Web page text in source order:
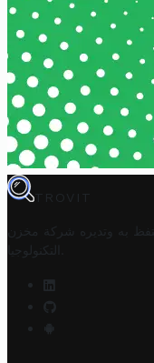
TROVIT
به وتديره
شركة مخزن
التكنولوجيا